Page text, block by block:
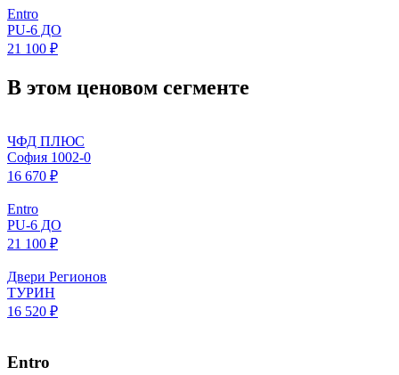
Entro
PU-6 ДО
21 100 ₽
В этом ценовом сегменте
ЧФД ПЛЮС
София 1002-0
16 670 ₽
Entro
PU-6 ДО
21 100 ₽
Двери Регионов
ТУРИН
16 520 ₽
Entro